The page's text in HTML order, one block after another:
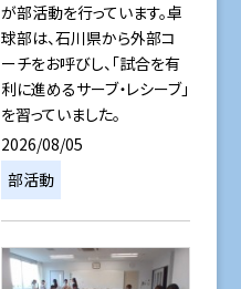
が部活動を行っています。卓
球部は、石川県から外部コ
ーチをお呼びし、「試合を有
利に進めるサーブ・レシーブ」
を習っていました。
2026/08/05
部活動